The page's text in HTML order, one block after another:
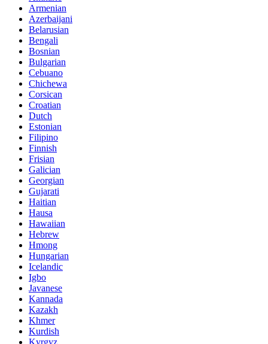
Armenian
Azerbaijani
Belarusian
Bengali
Bosnian
Bulgarian
Cebuano
Chichewa
Corsican
Croatian
Dutch
Estonian
Filipino
Finnish
Frisian
Galician
Georgian
Gujarati
Haitian
Hausa
Hawaiian
Hebrew
Hmong
Hungarian
Icelandic
Igbo
Javanese
Kannada
Kazakh
Khmer
Kurdish
Kyrgyz